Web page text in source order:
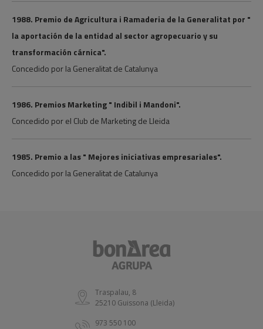
1988. Premio de Agricultura i Ramaderia de la Generalitat por "
la aportación de la entidad al sector agropecuario y su
transformación cárnica".
Concedido por la Generalitat de Catalunya
1986. Premios Marketing " Indibil i Mandoni".
Concedido por el Club de Marketing de Lleida
1985. Premio a las " Mejores iniciativas empresariales".
Concedido por la Generalitat de Catalunya
Traspalau, 8
25210 Guissona (Lleida)
973 550 100